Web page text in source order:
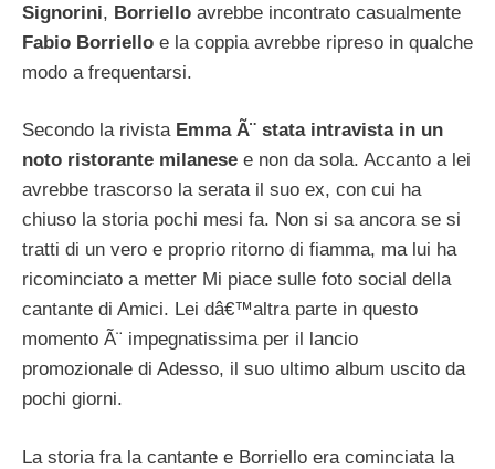
Signorini, Borriello avrebbe incontrato casualmente
Fabio Borriello e la coppia avrebbe ripreso in qualche
modo a frequentarsi.
Secondo la rivista Emma Ã¨ stata intravista in un
noto ristorante milanese e non da sola. Accanto a lei
avrebbe trascorso la serata il suo ex, con cui ha
chiuso la storia pochi mesi fa. Non si sa ancora se si
tratti di un vero e proprio ritorno di fiamma, ma lui ha
ricominciato a metter Mi piace sulle foto social della
cantante di Amici. Lei dâ€™altra parte in questo
momento Ã¨ impegnatissima per il lancio
promozionale di Adesso, il suo ultimo album uscito da
pochi giorni.
La storia fra la cantante e Borriello era cominciata la